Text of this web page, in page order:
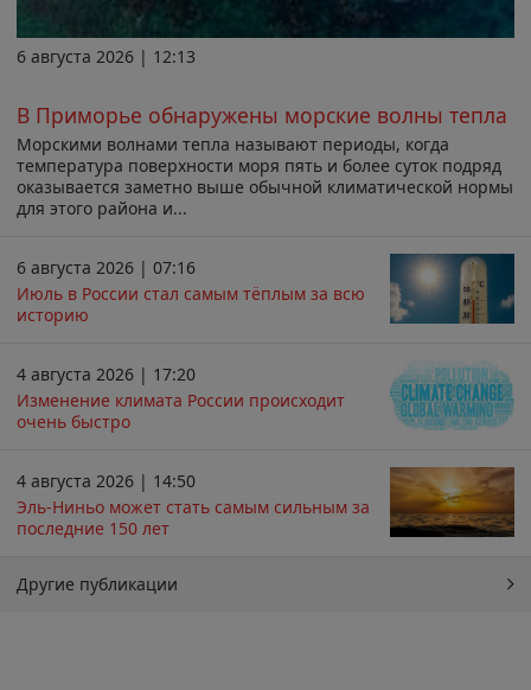
6 августа 2026 | 12:13
В Приморье обнаружены морские волны тепла
Морскими волнами тепла называют периоды, когда
температура поверхности моря пять и более суток подряд
оказывается заметно выше обычной климатической нормы
для этого района и...
6 августа 2026 | 07:16
Июль в России стал самым тёплым за всю
историю
4 августа 2026 | 17:20
Изменение климата России происходит
очень быстро
4 августа 2026 | 14:50
Эль-Ниньо может стать самым сильным за
последние 150 лет
Другие публикации